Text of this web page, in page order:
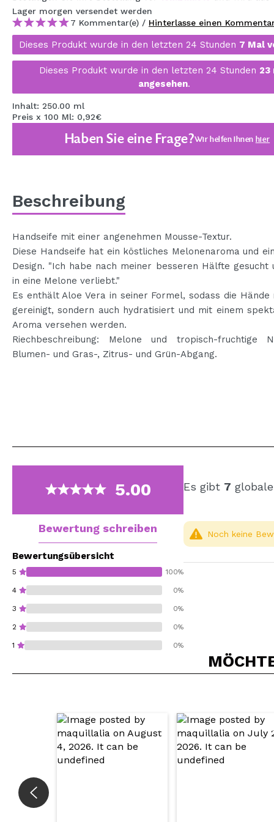
MAQUIFARMA
KOREA ZONE
TRAVEL SIZE
SPECIALS
OUTLET
BALD VERFÜGBAR
Lager morgen versendet werden
7 Kommentar(e) / Hinterlasse einen
Dieses Produkt wurde in den letzten 24 Stunden 7 Mal
Dieses Produkt wurde in den letzten 24 Stunden 23
angesehen.
Inhalt: 250.00 ml
Preis x 100 Ml: 0,92€
Haben Sie eine Frage?Wir helfen Ihnen hier
Beschreibung
Handseife mit einer angenehmen Mousse-Textur.
Diese Handseife hat ein köstliches Melonenaroma und
Design. "Ich habe nach meiner besseren Hälfte gesucht
in eine Melone verliebt."
Es enthält Aloe Vera in seiner Formel, sodass die Hände
gereinigt, sondern auch hydratisiert und mit einem
Aroma versehen werden.
Riechbeschreibung: Melone und tropisch-fruchtige
Blumen- und Gras-, Zitrus- und Grün-Abgang.
5.00
Bewertung schreiben
Bewertungsübersicht
5 100%
4 0%
3 0%
2 0%
1 0%
Es gibt 7
Würden Sie diesen
Noch keine